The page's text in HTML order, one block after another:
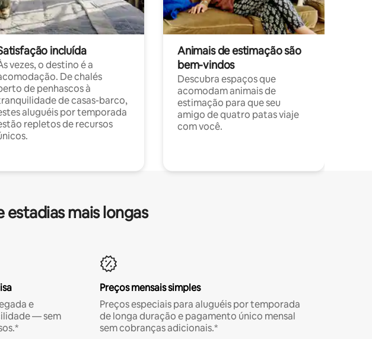
incluída
vezes, o destino é a
De chalés
de penhascos à
de casas-barco,
aluguéis por temporada
repletos de recursos
Animais de estimação são
bem-vindos
Descubra espaços que
acomodam animais de
estimação para que seu
amigo de quatro patas viaje
com você.
mais longas
e
— sem
Preços mensais simples
Preços especiais para aluguéis por temporada
de longa duração e pagamento único mensal
sem cobranças adicionais.*